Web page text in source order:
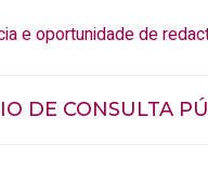
e oportunidade de
DE CONSULTA